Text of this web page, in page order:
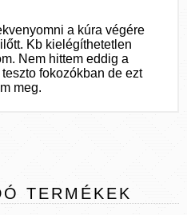
a kúra végére
Kb kielégíthetetlen
Nem hittem eddig a
fokozókban de ezt
meg.
TERMÉKEK